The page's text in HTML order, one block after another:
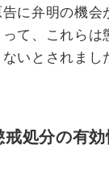
に弁明の機会
て、これらは
いとされまし
処分の有効